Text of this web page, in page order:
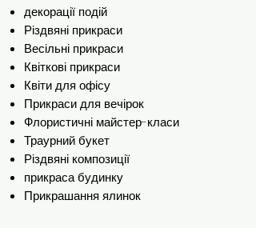
декорації подій
Різдвяні прикраси
Весільні прикраси
Квіткові прикраси
Квіти для офісу
Прикраси для вечірок
Флористичні майстер-класи
Траурний букет
Різдвяні композиції
прикраса будинку
Прикрашання ялинок